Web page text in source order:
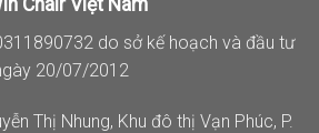
do sở kế hoạch và đầu tư
20/07/2012
Thị Nhung, Khu đô thị Vạn Phúc, P.